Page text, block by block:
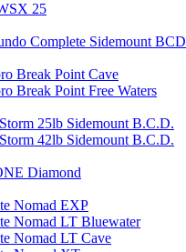
25
Complete Sidemount BCD
Break Point Cave
Break Point Free Waters
25lb Sidemount B.C.D.
42lb Sidemount B.C.D.
Diamond
Nomad EXP
Nomad LT Bluewater
Nomad LT Cave